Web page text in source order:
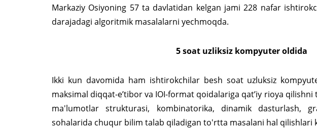
Markaziy Osiyoning 57 ta davlatidan kelgan jami 228 nafar
darajadagi algoritmik masalalarni yechmoqda.
5 soat uzliksiz kompyuter oldida
Ikki kun davomida ham ishtirokchilar besh soat uzluksiz
maksimal diqqat-e’tibor va IOI-format qoidalariga qat’iy rioya
ma'lumotlar strukturasi, kombinatorika, dinamik dasturlash,
sohalarida chuqur bilim talab qiladigan to'rtta masalani hal qilishlari